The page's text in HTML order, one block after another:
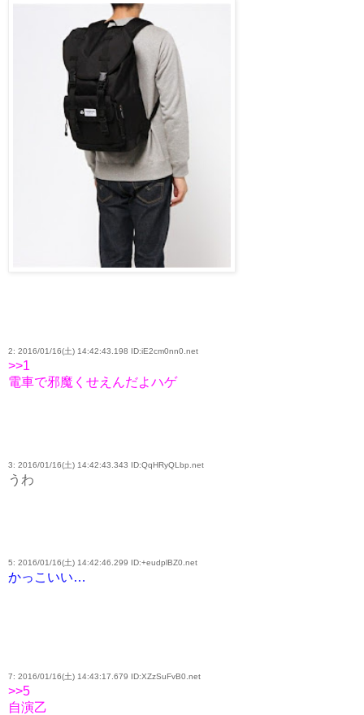
2: 2016/01/16(土) 14:42:43.198 ID:iE2cm0nn0.net
>>1
電車で邪魔くせえんだよハゲ
3: 2016/01/16(土) 14:42:43.343 ID:QqHRyQLbp.net
うわ
5: 2016/01/16(土) 14:42:46.299 ID:+eudplBZ0.net
かっこいい…
7: 2016/01/16(土) 14:43:17.679 ID:XZzSuFvB0.net
>>5
自演乙